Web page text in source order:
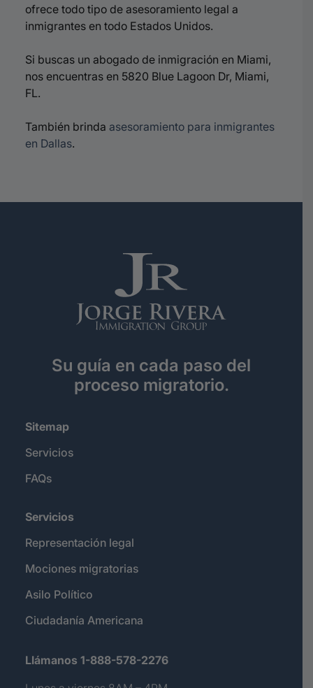
ofrece todo tipo de asesoramiento legal a
inmigrantes en todo Estados Unidos.
Si buscas un abogado de inmigración en Miami,
nos encuentras en 5820 Blue Lagoon Dr, Miami,
FL.
También brinda asesoramiento para inmigrantes
en Dallas.
Su guía en cada paso del
proceso migratorio.
Sitemap
Servicios
FAQs
Servicios
Representación legal
Mociones migratorias
Asilo Político
Ciudadanía Americana
Llámanos 1-888-578-2276